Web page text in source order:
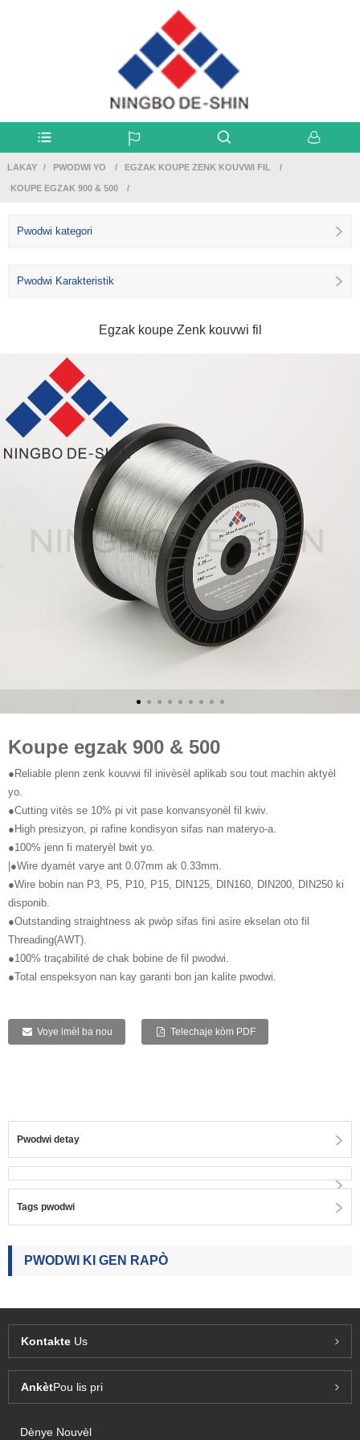
LAKAY PWODWI YO EGZAK KOUPE ZENK KOUVWI FIL
KOUPE EGZAK 900 & 500
Pwodwi kategori
Pwodwi Karakteristik
Egzak koupe Zenk kouvwi fil
Koupe egzak 900 & 500
●Reliable plenn zenk kouvwi fil inivèsèl aplikab sou tout machin aktyèl
yo.
●Cutting vitès se 10% pi vit pase konvansyonèl fil kwiv.
●High presizyon, pi rafine kondisyon sifas nan materyo-a.
●100% jenn fi materyèl bwit yo.
|●Wire dyamèt varye ant 0.07mm ak 0.33mm.
●Wire bobin nan P3, P5, P10, P15, DIN125, DIN160, DIN200, DIN250 ki
disponib.
●Outstanding straightness ak pwòp sifas fini asire ekselan oto fil
Threading(AWT).
●100% traçabilité de chak bobine de fil pwodwi.
●Total enspeksyon nan kay garanti bon jan kalite pwodwi.
Voye imèl ba nou Telechaje kòm PDF
Pwodwi detay
Tags pwodwi
PWODWI KI GEN RAPÒ
Kontakte Us
AnkètPou lis pri
Dènye Nouvèl